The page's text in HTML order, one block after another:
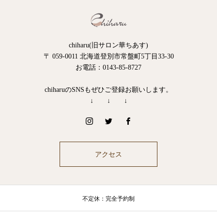
chiharu(旧サロン華ちあす)
〒 059-0011 北海道登別市常盤町5丁目33-30
お電話：0143-85-8727
chiharuのSNSもぜひご登録お願いします。
↓ ↓ ↓
アクセス
不定休：完全予約制